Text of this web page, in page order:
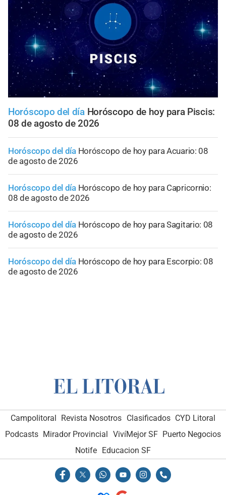
Horóscopo del día Horóscopo de hoy para Piscis:
08 de agosto de 2026
Horóscopo del día Horóscopo de hoy para Acuario: 08
de agosto de 2026
Horóscopo del día Horóscopo de hoy para Capricornio:
08 de agosto de 2026
Horóscopo del día Horóscopo de hoy para Sagitario: 08
de agosto de 2026
Horóscopo del día Horóscopo de hoy para Escorpio: 08
de agosto de 2026
Campolitoral Revista Nosotros Clasificados CYD Litoral
Podcasts Mirador Provincial VivíMejor SF Puerto Negocios
Notife Educacion SF